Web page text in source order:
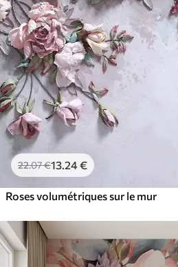
22.07€13.24€
Roses volumétriques sur le mur